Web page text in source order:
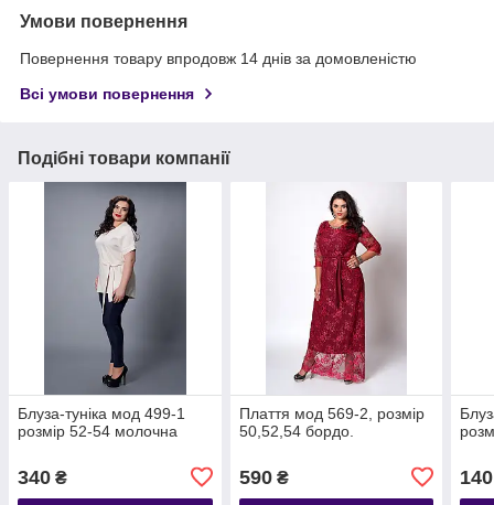
Умови повернення
Повернення товару впродовж 14 днів за домовленістю
Всі умови повернення
Подібні товари компанії
Блуза-туніка мод 499-1
розмір 52-54 молочна
340 ₴
Плаття мод 569-2, розмір
50,52,54 бордо.
590₴ 140